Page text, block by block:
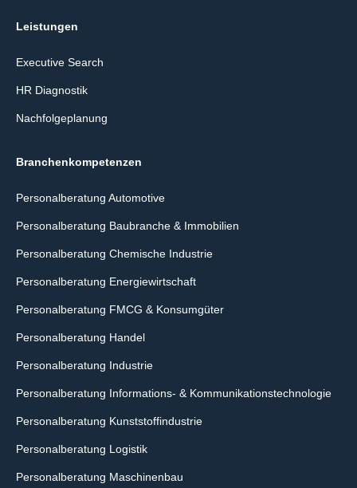
Leistungen
Executive Search
HR Diagnostik
Nachfolgeplanung
Branchenkompetenzen
Personalberatung Automotive
Personalberatung Baubranche & Immobilien
Personalberatung Chemische Industrie
Personalberatung Energiewirtschaft
Personalberatung FMCG & Konsumgüter
Personalberatung Handel
Personalberatung Industrie
Personalberatung Informations- & Kommunikationstechnologie
Personalberatung Kunststoffindustrie
Personalberatung Logistik
Personalberatung Maschinenbau